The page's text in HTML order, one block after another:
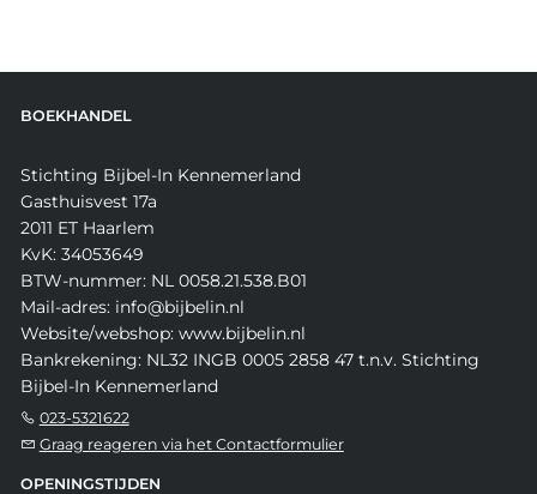
BOEKHANDEL
Stichting Bijbel-In Kennemerland
Gasthuisvest 17a
2011 ET Haarlem
KvK: 34053649
BTW-nummer: NL 0058.21.538.B01
Mail-adres: info@bijbelin.nl
Website/webshop: www.bijbelin.nl
Bankrekening: NL32 INGB 0005 2858 47 t.n.v. Stichting
Bijbel-In Kennemerland
023-5321622
Graag reageren via het Contactformulier
OPENINGSTIJDEN